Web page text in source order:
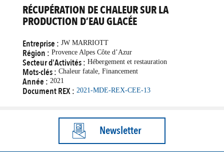
RÉCUPÉRATION DE CHALEUR SUR LA
PRODUCTION D’EAU GLACÉE
Entreprise : JW MARRIOTT
Région : Provence Alpes Côte d’Azur
Secteur d'Activités : Hébergement et restauration
Mots-clés : Chaleur fatale, Financement
Année : 2021
Document REX : 2021-MDE-REX-CEE-13
Newsletter